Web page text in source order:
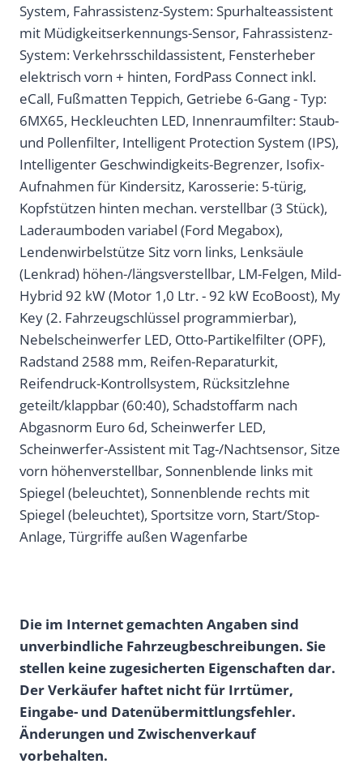
System, Fahrassistenz-System: Spurhalteassistent
mit Müdigkeitserkennungs-Sensor, Fahrassistenz-
System: Verkehrsschildassistent, Fensterheber
elektrisch vorn + hinten, FordPass Connect inkl.
eCall, Fußmatten Teppich, Getriebe 6-Gang - Typ:
6MX65, Heckleuchten LED, Innenraumfilter: Staub-
und Pollenfilter, Intelligent Protection System (IPS),
Intelligenter Geschwindigkeits-Begrenzer, Isofix-
Aufnahmen für Kindersitz, Karosserie: 5-türig,
Kopfstützen hinten mechan. verstellbar (3 Stück),
Laderaumboden variabel (Ford Megabox),
Lendenwirbelstütze Sitz vorn links, Lenksäule
(Lenkrad) höhen-/längsverstellbar, LM-Felgen, Mild-
Hybrid 92 kW (Motor 1,0 Ltr. - 92 kW EcoBoost), My
Key (2. Fahrzeugschlüssel programmierbar),
Nebelscheinwerfer LED, Otto-Partikelfilter (OPF),
Radstand 2588 mm, Reifen-Reparaturkit,
Reifendruck-Kontrollsystem, Rücksitzlehne
geteilt/klappbar (60:40), Schadstoffarm nach
Abgasnorm Euro 6d, Scheinwerfer LED,
Scheinwerfer-Assistent mit Tag-/Nachtsensor, Sitze
vorn höhenverstellbar, Sonnenblende links mit
Spiegel (beleuchtet), Sonnenblende rechts mit
Spiegel (beleuchtet), Sportsitze vorn, Start/Stop-
Anlage, Türgriffe außen Wagenfarbe
Die im Internet gemachten Angaben sind
unverbindliche Fahrzeugbeschreibungen. Sie
stellen keine zugesicherten Eigenschaften dar.
Der Verkäufer haftet nicht für Irrtümer,
Eingabe- und Datenübermittlungsfehler.
Änderungen und Zwischenverkauf
vorbehalten.